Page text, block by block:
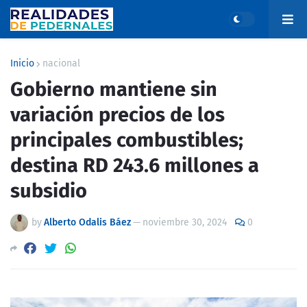
Inicio nacional
Gobierno mantiene sin
variación precios de los
principales combustibles;
destina RD 243.6 millones a
subsidio
byAlberto Odalis Báez— noviembre 30, 2024 0